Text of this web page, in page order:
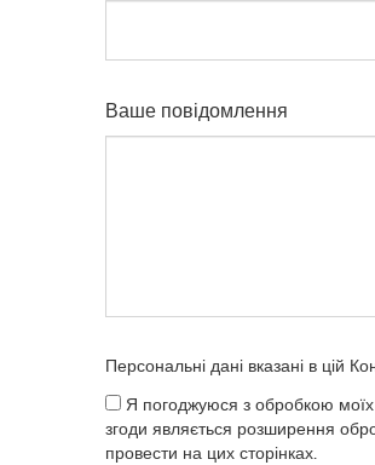
Ваше повідомлення
Персональні дані вказані в цій
Я погоджуюся з обробкою
згоди являється розширення
провести на цих сторінках.